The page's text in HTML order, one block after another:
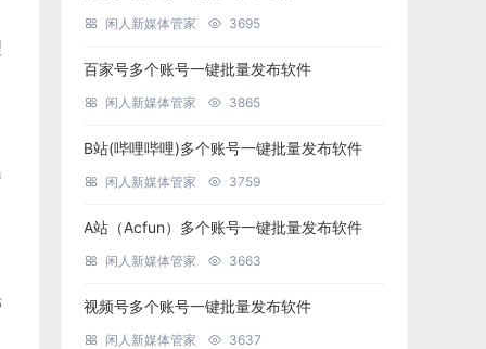
闲人新媒体管家 3695
百家号多个账号一键批量发布软件
闲人新媒体管家 3865
B站(哔哩哔哩)多个账号一键批量发布软件
闲人新媒体管家 3759
A站（Acfun）多个账号一键批量发布软件
闲人新媒体管家 3663
视频号多个账号一键批量发布软件
闲人新媒体管家 3637